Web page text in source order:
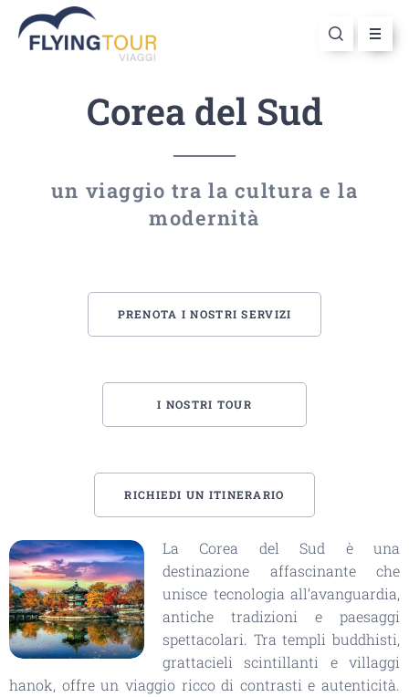
Corea del Sud
un viaggio tra la cultura e la
modernità
PRENOTA I NOSTRI SERVIZI
I NOSTRI TOUR
RICHIEDI UN ITINERARIO
La Corea del Sud è una
destinazione affascinante che
unisce tecnologia all’avanguardia,
antiche tradizioni e paesaggi
spettacolari. Tra templi buddhisti,
grattacieli scintillanti e villaggi
hanok, offre un viaggio ricco di contrasti e autenticità.